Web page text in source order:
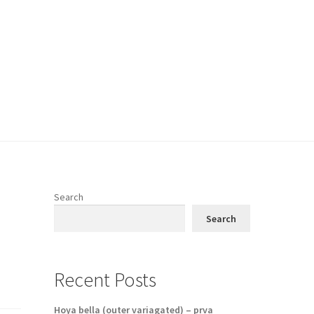
Search
Search
Recent Posts
Hoya bella (outer variagated) – prva